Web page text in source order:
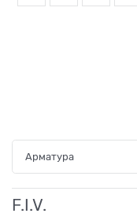
Арматура
F.I.V.